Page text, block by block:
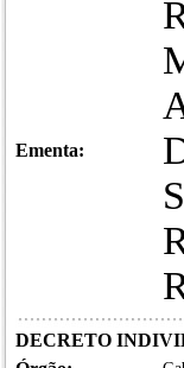
Ementa:
DECRETO